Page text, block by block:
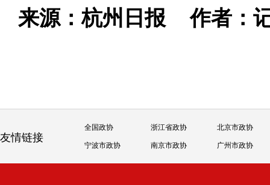
来源：杭州日报作者：
友情链接
全国政协 浙江省政协 北京市政协
宁波市政协 南京市政协 广州市政协